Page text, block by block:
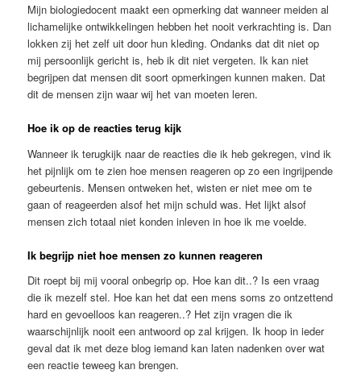
Mijn biologiedocent maakt een opmerking dat wanneer meiden al
lichamelijke ontwikkelingen hebben het nooit verkrachting is. Dan
lokken zij het zelf uit door hun kleding. Ondanks dat dit niet op
mij persoonlijk gericht is, heb ik dit niet vergeten. Ik kan niet
begrijpen dat mensen dit soort opmerkingen kunnen maken. Dat
dit de mensen zijn waar wij het van moeten leren.
Hoe ik op de reacties terug kijk
Wanneer ik terugkijk naar de reacties die ik heb gekregen, vind ik
het pijnlijk om te zien hoe mensen reageren op zo een ingrijpende
gebeurtenis. Mensen ontweken het, wisten er niet mee om te
gaan of reageerden alsof het mijn schuld was. Het lijkt alsof
mensen zich totaal niet konden inleven in hoe ik me voelde.
Ik begrijp niet hoe mensen zo kunnen reageren
Dit roept bij mij vooral onbegrip op. Hoe kan dit..? Is een vraag
die ik mezelf stel. Hoe kan het dat een mens soms zo ontzettend
hard en gevoelloos kan reageren..? Het zijn vragen die ik
waarschijnlijk nooit een antwoord op zal krijgen. Ik hoop in ieder
geval dat ik met deze blog iemand kan laten nadenken over wat
een reactie teweeg kan brengen.